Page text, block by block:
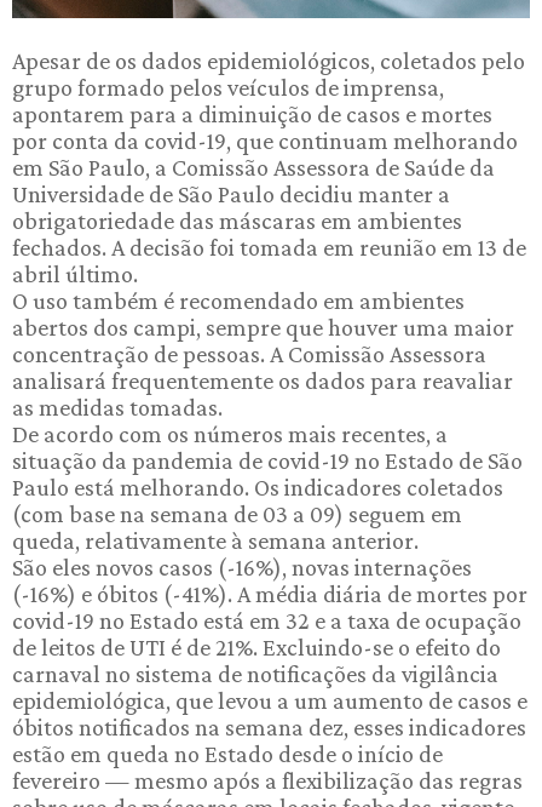
Apesar de os dados epidemiológicos, coletados pelo
grupo formado pelos veículos de imprensa,
apontarem para a diminuição de casos e mortes
por conta da covid-19, que continuam melhorando
em São Paulo, a Comissão Assessora de Saúde da
Universidade de São Paulo decidiu manter a
obrigatoriedade das máscaras em ambientes
fechados. A decisão foi tomada em reunião em 13 de
abril último.
O uso também é recomendado em ambientes
abertos dos campi, sempre que houver uma maior
concentração de pessoas. A Comissão Assessora
analisará frequentemente os dados para reavaliar
as medidas tomadas.
De acordo com os números mais recentes, a
situação da pandemia de covid-19 no Estado de São
Paulo está melhorando. Os indicadores coletados
(com base na semana de 03 a 09) seguem em
queda, relativamente à semana anterior.
São eles novos casos (-16%), novas internações
(-16%) e óbitos (-41%). A média diária de mortes por
covid-19 no Estado está em 32 e a taxa de ocupação
de leitos de UTI é de 21%. Excluindo-se o efeito do
carnaval no sistema de notificações da vigilância
epidemiológica, que levou a um aumento de casos e
óbitos notificados na semana dez, esses indicadores
estão em queda no Estado desde o início de
fevereiro — mesmo após a flexibilização das regras